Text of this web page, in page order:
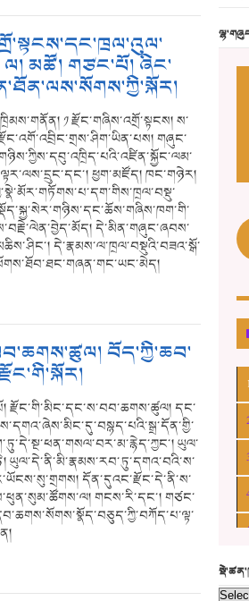
མཚོ། གཙང་པོ། ཞིང་
༡ རྫོང་གཞིས་འགྲོ་སྟངས། ས་
གཞུང་
ཕྱག་མཛོད། ཁང་གཉེར།
དེ་མིན་གཞུང་ཞབས་
དེ་རྣམས་ལ་ཁྲལ་བསྡུའི་བཟའ་སྒོ་
བོད་ཀྱི་ཆབ་
རྫོང་གི་མིང་དང་ས་བབ་ཆགས་ཚུལ། དང་
ཡུལ་
དོན་དུའང་རྫོང་དེ་ནི་ས་
གངས་རི་དང་། གཙང་